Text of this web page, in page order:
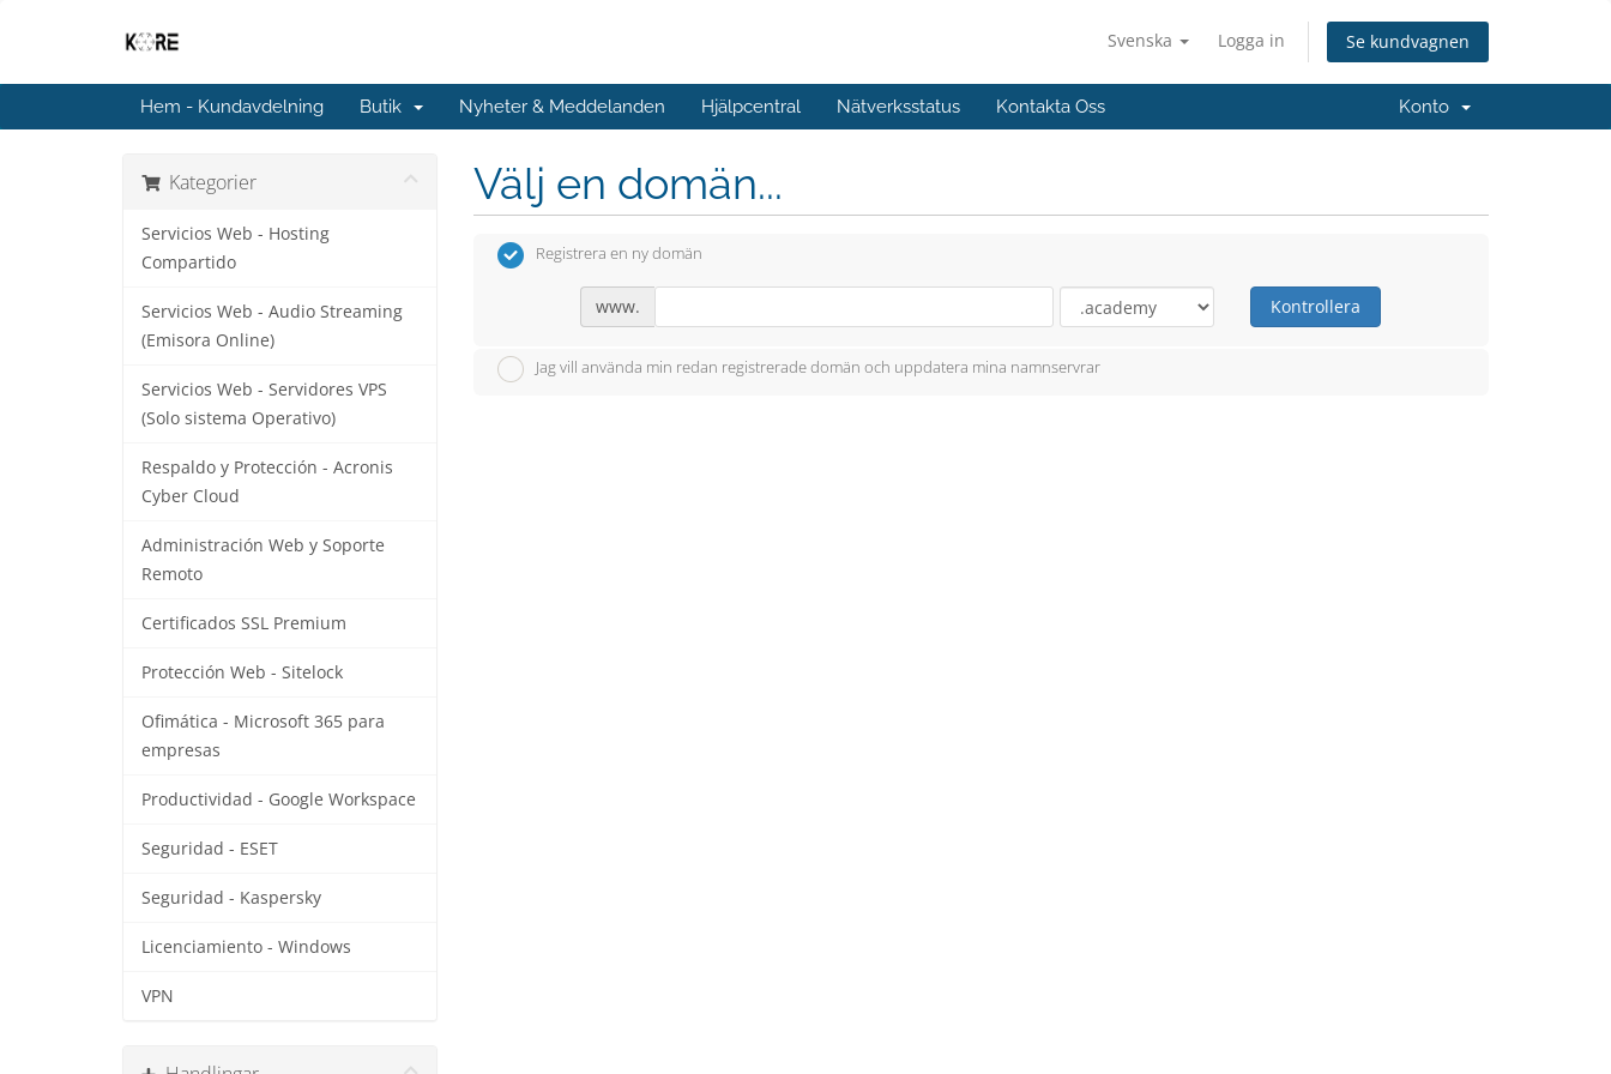
Svenska Logga in Se kundvagnen
Hem - Kundavdelning Butik Nyheter & Meddelanden Hjälpcentral Nätverksstatus Kontakta Oss Konto
Kategorier
Servicios Web - Hosting
Compartido
Servicios Web - Audio Streaming
(Emisora Online)
Servicios Web - Servidores VPS
(Solo sistema Operativo)
Respaldo y Protección - Acronis
Cyber Cloud
Administración Web y Soporte
Remoto
Certificados SSL Premium
Protección Web - Sitelock
Ofimática - Microsoft 365 para
empresas
Productividad - Google Workspace
Seguridad - ESET
Seguridad - Kaspersky
Licenciamiento - Windows
VPN
Välj en domän...
Registrera en ny domän
www. Kontrollera
Jag vill använda min redan registrerade domän och uppdatera mina namnservrar